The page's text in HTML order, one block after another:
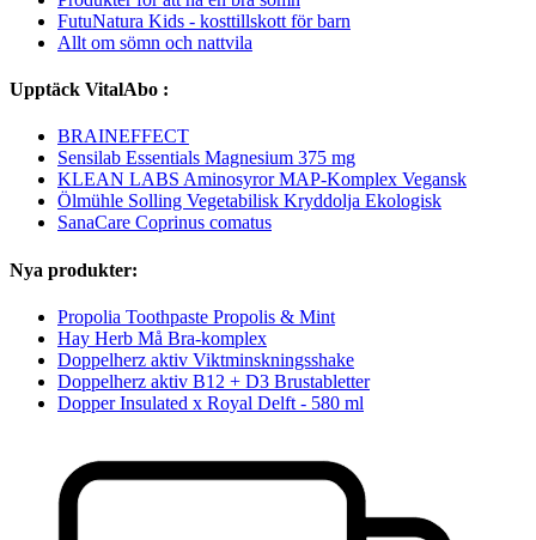
FutuNatura Kids - kosttillskott för barn
Allt om sömn och nattvila
Upptäck VitalAbo :
BRAINEFFECT
Sensilab Essentials Magnesium 375 mg
KLEAN LABS Aminosyror MAP-Komplex Vegansk
Ölmühle Solling Vegetabilisk Kryddolja Ekologisk
SanaCare Coprinus comatus
Nya produkter:
Propolia Toothpaste Propolis & Mint
Hay Herb Må Bra-komplex
Doppelherz aktiv Viktminskningsshake
Doppelherz aktiv B12 + D3 Brustabletter
Dopper Insulated x Royal Delft - 580 ml